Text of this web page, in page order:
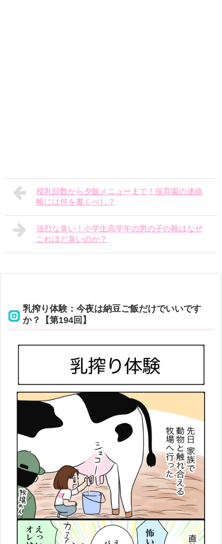
授乳回数から夕飯メニューまで！保育園の連絡
帳には何を書くべし？
強烈な臭い！小学生高学年の男の子の靴はなぜ
これほど臭いのか？
乳搾り体験：今夜は納豆ご飯だけでいいです
か？【第194回】